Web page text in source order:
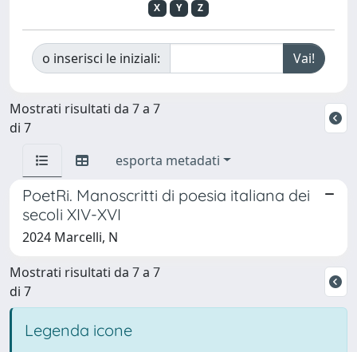
X
Y Z
o inserisci le iniziali:
Mostrati risultati da 7 a 7
di 7
esporta metadati
PoetRi. Manoscritti di poesia italiana dei
secoli XIV-XVI
2024 Marcelli, N
Mostrati risultati da 7 a 7
di 7
Legenda icone